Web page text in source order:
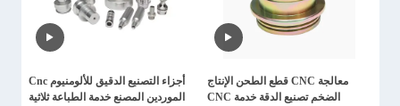
معالجة CNC قطع الطحن الإنتاج
الضخم تصنيع الدقة خدمة CNC
أجزاء التصنيع الدقيق للألومنيوم Cnc
الموردين المصنع خدمة الطباعة ثلاثية